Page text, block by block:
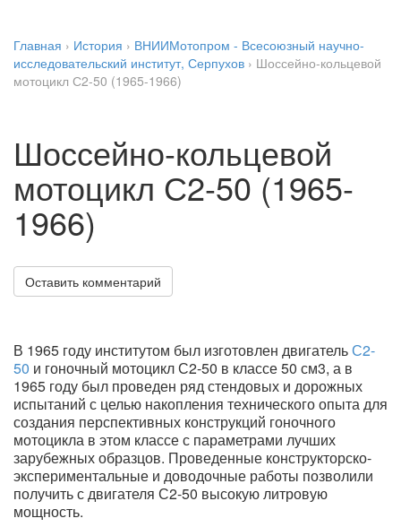
Главная › История › ВНИИМотопром - Всесоюзный научно-
исследовательский институт, Серпухов › Шоссейно-кольцевой
мотоцикл С2-50 (1965-1966)
Шоссейно-кольцевой
мотоцикл С2-50 (1965-
1966)
Оставить комментарий
В 1965 году институтом был изготовлен двигательС2-
50 и гоночный мотоцикл С2-50 в классе 50 см3, а в
1965 году был проведен ряд стендовых и дорожных
испытаний с целью накопления технического опыта для
создания перспективных конструкций гоночного
мотоцикла в этом классе с параметрами лучших
зарубежных образцов. Проведенные конструкторско-
экспериментальные и доводочные работы позволили
получить с двигателя С2-50 высокую литровую
мощность.